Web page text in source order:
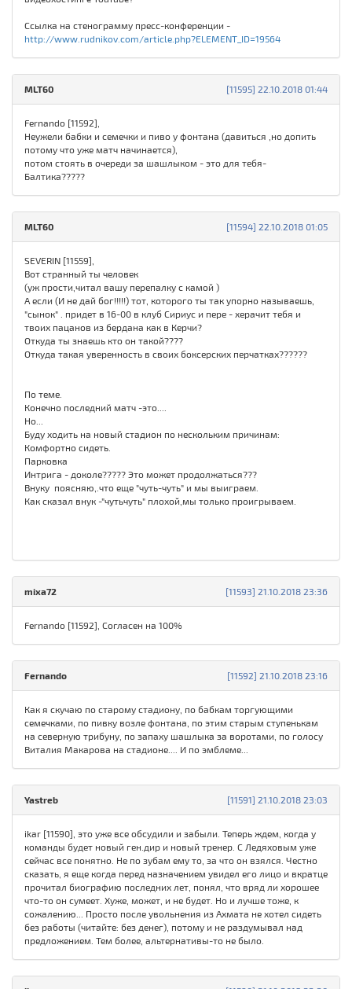
Ссылка на стенограмму пресс-конференции -
http://www.rudnikov.com/article.php?ELEMENT_ID=19564
[11595] 22.10.2018 01:44
MLT60
Fernando [11592],
Неужели бабки и семечки и пиво у фонтана (давиться ,но допить
потому что уже матч начинается),
потом стоять в очереди за шашлыком - это для тебя-
Балтика?????
[11594] 22.10.2018 01:05
MLT60
SEVERIN [11559],
Вот странный ты человек
(уж прости,читал вашу перепалку с камой )
А если (И не дай бог!!!!!) тот, которого ты так упорно называешь,
"сынок" . придет в 16-00 в клуб Сириус и пере - херачит тебя и
твоих пацанов из бердана как в Керчи?
Откуда ты знаешь кто он такой????
Откуда такая уверенность в своих боксерских перчатках??????
По теме.
Конечно последний матч -это....
Но...
Буду ходить на новый стадион по нескольким причинам:
Комфортно сидеть.
Парковка
Интрига - доколе????? Это может продолжаться???
Внуку поясняю,.что еще "чуть-чуть" и мы выиграем.
Как сказал внук -"чутьчуть" плохой,мы только проигрываем.
[11593] 21.10.2018 23:36
mixa72
Fernando [11592], Cогласен на 100%
[11592] 21.10.2018 23:16
Fernando
Как я скучаю по старому стадиону, по бабкам торгующими
семечками, по пивку возле фонтана, по этим старым ступенькам
на северную трибуну, по запаху шашлыка за воротами, по голосу
Виталия Макарова на стадионе.... И по эмблеме...
[11591] 21.10.2018 23:03
Yastreb
ikar [11590], это уже все обсудили и забыли. Теперь ждем, когда у
команды будет новый ген.дир и новый тренер. С Ледяховым уже
сейчас все понятно. Не по зубам ему то, за что он взялся. Честно
сказать, я еще когда перед назначением увидел его лицо и вкратце
прочитал биографию последних лет, понял, что вряд ли хорошее
что-то он сумеет. Хуже, может, и не будет. Но и лучше тоже, к
сожалению... Просто после увольнения из Ахмата не хотел сидеть
без работы (читайте: без денег), потому и не раздумывал над
предложением. Тем более, альтернативы-то не было.